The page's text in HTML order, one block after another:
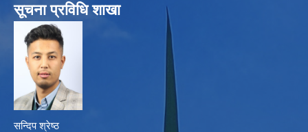
सूचना प्रविधि शाखा
सन्दिप श्रेष्ठ